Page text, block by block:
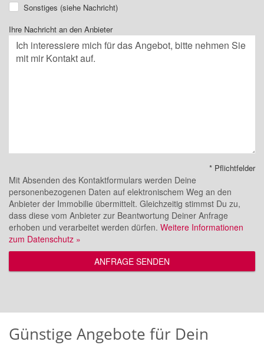
Sonstiges (siehe Nachricht)
Ihre Nachricht an den Anbieter
* Pflichtfelder
Mit Absenden des Kontaktformulars werden Deine
personenbezogenen Daten auf elektronischem Weg an den
Anbieter der Immobilie übermittelt. Gleichzeitig stimmst Du zu,
dass diese vom Anbieter zur Beantwortung Deiner Anfrage
erhoben und verarbeitet werden dürfen. Weitere Informationen
zum Datenschutz »
ANFRAGE SENDEN
Günstige Angebote für Dein